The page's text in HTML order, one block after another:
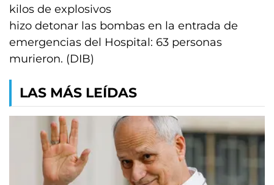
kilos de explosivos
hizo detonar las bombas en la entrada de
emergencias del Hospital: 63 personas
murieron. (DIB)
LAS MÁS LEÍDAS